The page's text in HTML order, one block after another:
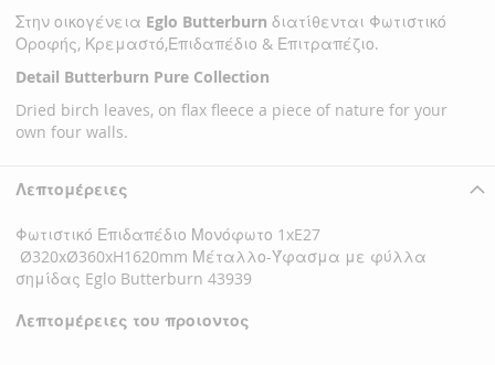
Στην οικογένεια Eglo Butterburn διατίθενται Φωτιστικό
Οροφής, Κρεμαστό,Επιδαπέδιο & Επιτραπέζιο.
Detail Butterburn Pure Collection
Dried birch leaves, on flax fleece a piece of nature for your
own four walls.
Λεπτομέρειες
Φωτιστικό Επιδαπέδιο Μονόφωτο 1xE27
Ø320xØ360xH1620mm Μέταλλο-Ύφασμα με φύλλα
σημίδας Eglo Butterburn 43939
Λεπτομέρειες του προιοντος